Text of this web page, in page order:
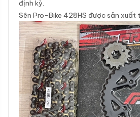
định kỳ.
Sên Pro-Bike 428HS được sản xuất